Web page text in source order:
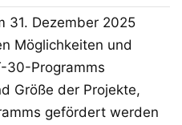
31. Dezember 2025
Möglichkeiten und
30-Programms
Größe der Projekte,
gefördert werden